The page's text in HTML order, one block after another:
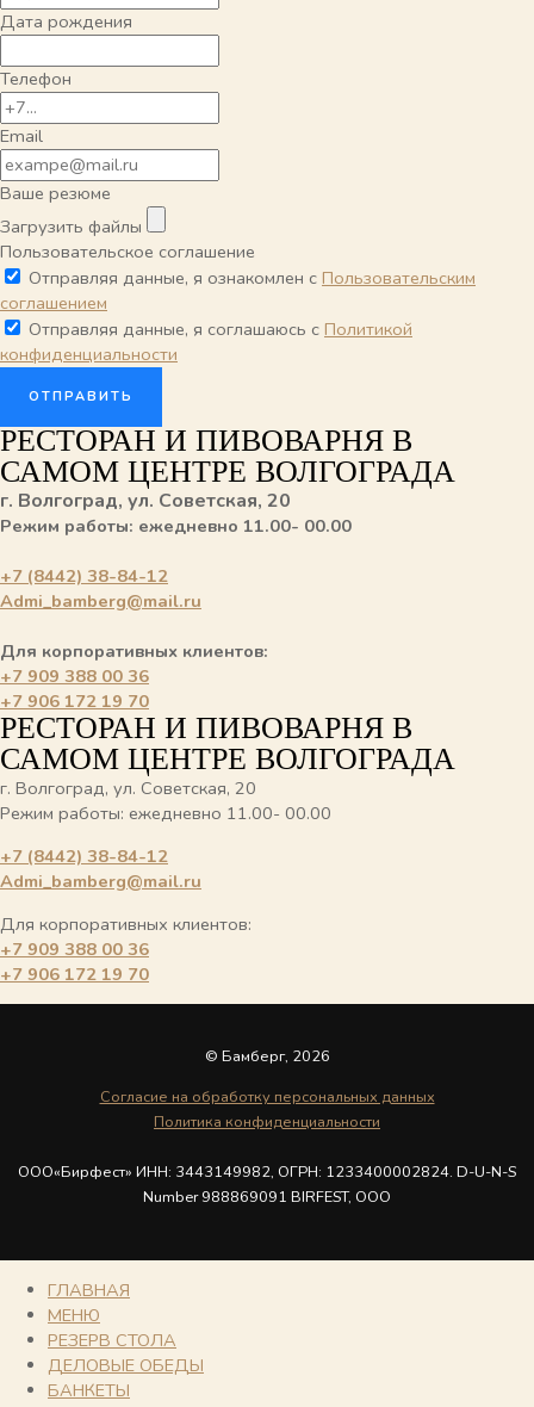
Дата рождения
Телефон
Email
Ваше резюме
Загрузить файлы
Пользовательское соглашение
Отправляя данные, я ознакомлен с Пользовательским
соглашением
Отправляя данные, я соглашаюсь с Политикой
конфиденциальности
ОТПРАВИТЬ
РЕСТОРАН И ПИВОВАРНЯ В
САМОМ ЦЕНТРЕ ВОЛГОГРАДА
г. Волгоград, ул. Советская, 20
Режим работы: ежедневно 11.00- 00.00
+7 (8442) 38-84-12
Admi_bamberg@mail.ru
Для корпоративных клиентов:
+7 909 388 00 36
+7 906 172 19 70
РЕСТОРАН И ПИВОВАРНЯ В
САМОМ ЦЕНТРЕ ВОЛГОГРАДА
г. Волгоград, ул. Советская, 20
Режим работы: ежедневно 11.00- 00.00
+7 (8442) 38-84-12
Admi_bamberg@mail.ru
Для корпоративных клиентов:
+7 909 388 00 36
+7 906 172 19 70
© Бамберг, 2026
Cогласие на обработку персональных данных
Политика конфиденциальности
ООО«Бирфест» ИНН: 3443149982, ОГРН: 1233400002824. D-U-N-S
Number 988869091 BIRFEST, OOO
ГЛАВНАЯ
МЕНЮ
РЕЗЕРВ СТОЛА
ДЕЛОВЫЕ ОБЕДЫ
БАНКЕТЫ